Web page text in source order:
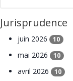
Jurisprudence
juin 2026 10
mai 2026 10
avril 2026 10